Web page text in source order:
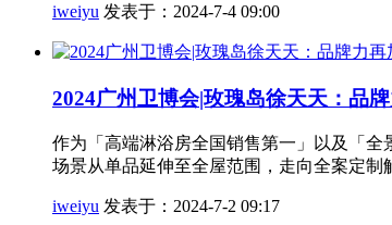
iweiyu 发表于：2024-7-4 09:00
2024广州卫博会|玫瑰岛徐天天：品
作为「高端淋浴房全国销售第一」以及「
场景从单品延伸至全屋范围，走向全案定制
iweiyu 发表于：2024-7-2 09:17